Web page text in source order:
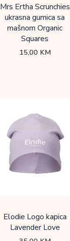
Mrs Ertha Scrunchies
ukrasna gumica sa
mašnom Organic
Squares
15,00 KM
Elodie Logo kapica
Lavender Love